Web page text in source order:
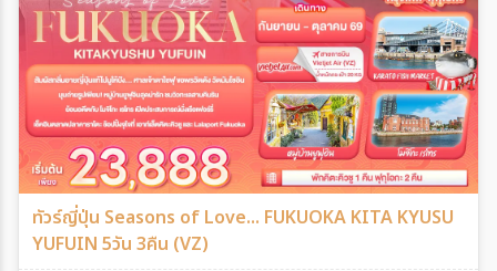
ทัวร์ญี่ปุ่น Seasons of Love... FUKUOKA KITA KYUSU
YUFUIN 5วัน 3คืน (VZ)